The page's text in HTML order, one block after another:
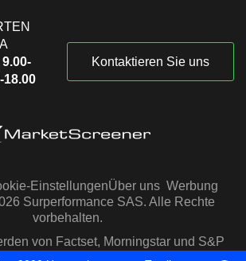
18.00
Kontaktieren Sie uns
EinstellungenÜber uns Werbung
Surperformance SAS. Alle Rechte
vorbehalten.
von Factset, Morningstar und S&P
IQ zur Verfügung gestellt